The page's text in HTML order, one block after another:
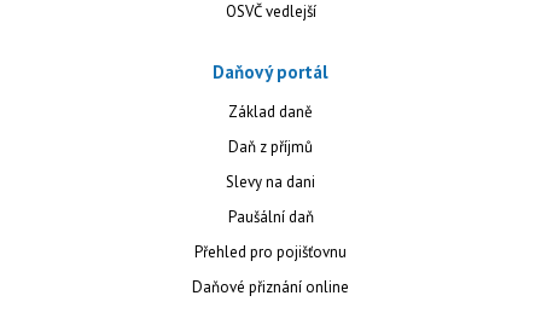
OSVČ vedlejší
Daňový portál
Základ daně
Daň z příjmů
Slevy na dani
Paušální daň
Přehled pro pojišťovnu
Daňové přiznání online